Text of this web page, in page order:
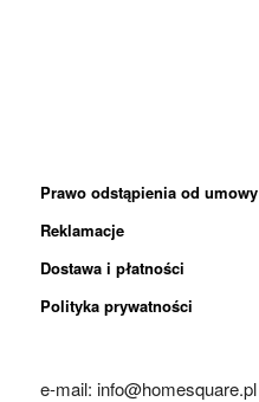
Prawo odstąpienia od umowy
Reklamacje
Dostawa i płatności
Polityka prywatności
e-mail: info@homesquare.pl